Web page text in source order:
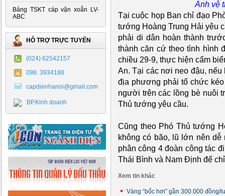
Bảng TSKT cáp vặn xoắn LV-
ABC
HỖ TRỢ TRỰC TUYẾN
(024) 62542157
098. 3934188
capdienhanoi@gmail.com
BP.Kinh doanh
Ảnh vệ
Tại cuộc họp Ban chỉ đạo
tướng Hoàng Trung Hải yêu
phải di dân hoàn thành
thành căn cứ theo tình hình
chiều 29-9, thực hiện cấm
An. Tại các nơi neo đậu, nếu
địa phương phải tổ chức
người trên các lồng bè nuôi
Thủ tướng yêu cầu.
Cũng theo Phó Thủ tướng
không có bão, lũ lớn nên
phân công 4 đoàn công tác
Thái Bình và Nam Định để
Xem tin khác
Vàng “bốc hơi” gần 300.000 đồng/